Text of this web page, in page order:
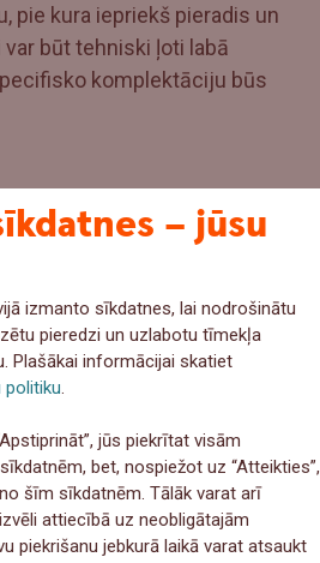
pie kura iepriekš pieradis un
būt tehniski ļoti labā
komplektāciju būs
ir ekonomiski daudz
visdrīzāk, prasīs
Piemēram, viens no
tas nereti var būt
gan situācija nav
gan dzinēja tips (benzīns,
intensitāte – tas, vai auto tiek
– jūsu
izmanto sīkdatnes, lai nodrošinātu
pieredzi un uzlabotu tīmekļa
Plašākai informācijai skatiet
politiku.
jūs piekrītat visām
bet, nospiežot uz “Atteikties”,
šīm sīkdatnēm. Tālāk varat arī
attiecībā uz neobligātajām
piekrišanu jebkurā laikā varat atsaukt